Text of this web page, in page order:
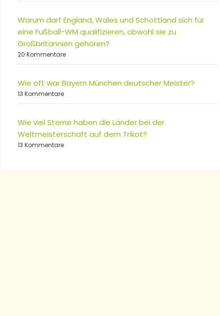
Warum darf England, Wales und Schottland sich für
eine Fußball-WM qualifizieren, obwohl sie zu
Großbritannien gehören?
20 Kommentare
Wie oft war Bayern München deutscher Meister?
13 Kommentare
Wie viel Sterne haben die Länder bei der
Weltmeisterschaft auf dem Trikot?
13 Kommentare